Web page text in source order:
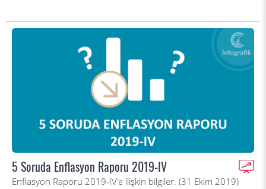
5 Soruda Enflasyon Raporu 2019-IV
Enflasyon Raporu 2019-IV'e ilişkin bilgiler. (31 Ekim 2019)